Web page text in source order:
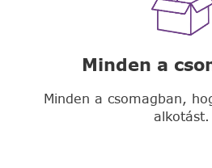
Minden a
Minden a csomagban,
alkotást.